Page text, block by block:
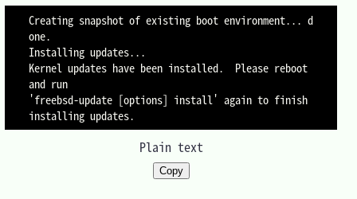
Creating snapshot of existing boot environment... d
one.
Installing updates...
Kernel updates have been installed.  Please reboot
and run
'freebsd-update [options] install' again to finish
Plain text
Copy